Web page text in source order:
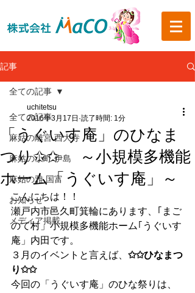
記事
全ての記事
麻姑の離宮 西大寺
麻姑の小町 伊島
麻姑の雅 国富
お知らせ
メディア掲載
全ての記事
「うぐいす庵」のひなま
つり✩✩ ～小規模多機能
ホーム「うぐいす庵」～
uchitetsu
2016年3月17日 読了時間: 1分
こんにちは！！
瀬戸内市邑久町箕輪にあります、｢まご
のて村」小規模多機能ホーム｢うぐいす
庵」内田です。
３月のイベントと言えば、 ✩✩ひなまつ
り✩✩
今回の「うぐいす庵」のひな祭りは、